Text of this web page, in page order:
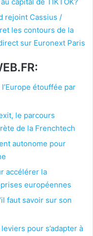
rejoint Cassius /
les contours de la
sur Euronext Paris
l’Europe étouffée par
le parcours
de la Frenchtech
autonome pour
accélérer la
européennes
faut savoir sur son
pour s’adapter à